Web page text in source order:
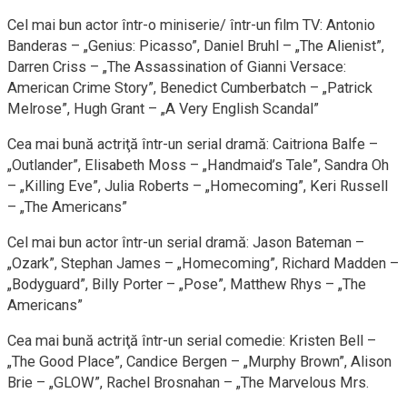
Cel mai bun actor într-o miniserie/ într-un film TV: Antonio
Banderas – „Genius: Picasso”, Daniel Bruhl – „The Alienist”,
Darren Criss – „The Assassination of Gianni Versace:
American Crime Story”, Benedict Cumberbatch – „Patrick
Melrose”, Hugh Grant – „A Very English Scandal”
Cea mai bună actriţă într-un serial dramă: Caitriona Balfe –
„Outlander”, Elisabeth Moss – „Handmaid’s Tale”, Sandra Oh
– „Killing Eve”, Julia Roberts – „Homecoming”, Keri Russell
– „The Americans”
Cel mai bun actor într-un serial dramă: Jason Bateman –
„Ozark”, Stephan James – „Homecoming”, Richard Madden –
„Bodyguard”, Billy Porter – „Pose”, Matthew Rhys – „The
Americans”
Cea mai bună actriţă într-un serial comedie: Kristen Bell –
„The Good Place”, Candice Bergen – „Murphy Brown”, Alison
Brie – „GLOW”, Rachel Brosnahan – „The Marvelous Mrs.